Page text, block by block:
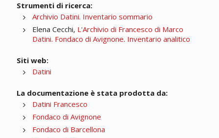
Strumenti di ricerca:
Archivio Datini. Inventario sommario
Elena Cecchi, L'Archivio di Francesco di Marco
Datini. Fondaco di Avignone. Inventario analitico
Siti web:
Datini
La documentazione è stata prodotta da:
Datini Francesco
Fondaco di Avignone
Fondaco di Barcellona